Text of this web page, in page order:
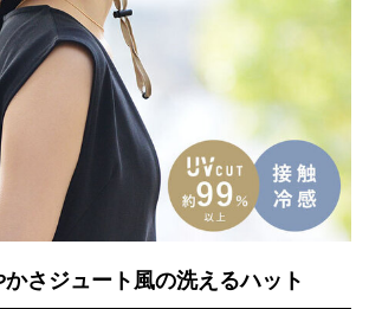
さジュート風の洗えるハット